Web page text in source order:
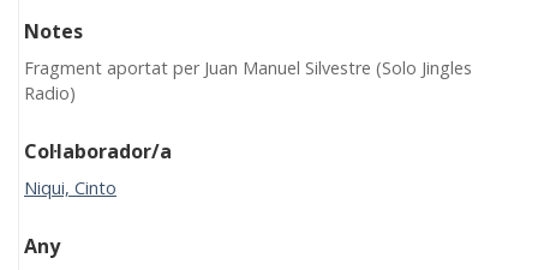
Notes
Fragment aportat per Juan Manuel Silvestre (Solo Jingles
Radio)
Col·laborador/a
Niqui, Cinto
Any